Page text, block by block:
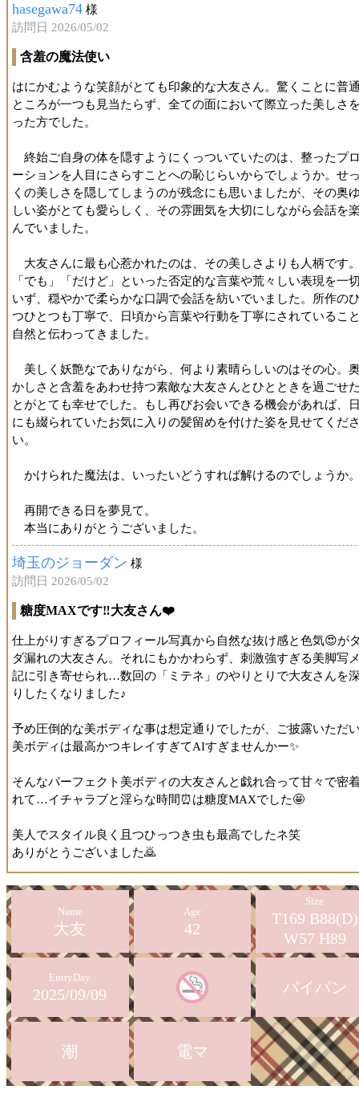
hasegawa74 様
訪問日 2026/05/02
含羞の魔法使い
はにかむような笑顔がとても印象的な大友さん。驚くことに普
ところが一つも見当たらず、全ての面において際立った美しさ
った方でした。
終始ご自身の体を隠すようにくっついていたのは、整ったプ
ーションを人目にさらすことへの恥じらいからでしょうか。せ
くの美しさを隠してしまうのが残念にも思いましたが、その奥
しい姿がとても愛らしく、その雰囲気を大切にしながら会話を
んでいました。
大友さんに最も心惹かれたのは、その美しさよりも人柄です
「でも」「だけど」といった否定的な言葉や荒々しい表現を一
いず、穏やかで柔らかな口調で会話を紡いでいました。所作の
つひとつも丁寧で、日頃から言葉や行動を丁寧にされているこ
自然と伝わってきました。
美しく妖艶なでありながら、何より素晴らしいのはその心。
かしさと含羞をあわせ持つ素敵な大友さんとひとときを過ごせ
とがとても幸せでした。もし再びお会いできる機会があれば、
にも綴られていたお気に入りの髪留めを付けた姿を見せてくだ
い。
かけられた魔法は、いったいどうすれば解けるのでしょうか
再開できる日を夢見て。
本当にありがとうございました。
埼玉のジョーダン 様
訪問日 2026/05/02
糖度MAXです‼️大友さん❤️
仕上がりすぎるプロフィール写真から自然な抜け感と色気😍が
ダ漏れの大友さん。それにもかかわらず、刺激強すぎる美脚写
記に引き寄せられ…数回の「ミテネ」のやりとりで大友さんを
りしたくなりました♪
予め圧倒的な美ボディな事は想定通りでしたが、ご披露いただ
美ボディは最高かつキレイすぎてAIすぎませんかー✨
そんなパーフェクト美ボディの大友さんと戯れ合って甘々で密
れて…イチャラブと淫らな時間⏰は糖度MAXでした🤩
美人でスタイル良く且つひっつき虫も最高でしたネ笑
ありがとうございました🙇
Name
大友
Age
42
Size
T169 B88(D)
W57 H89
EntryDay
2025/09/09 パイパン
潮 電マ